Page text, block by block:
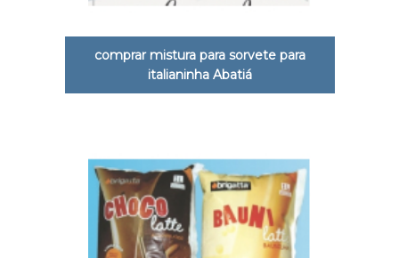
comprar mistura para sorvete para
italianinha Abatiá